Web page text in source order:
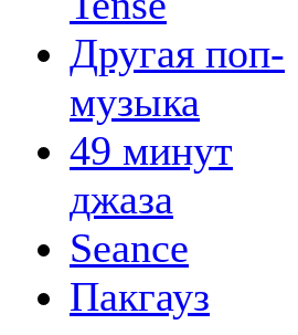
Другая поп-
музыка
49 минут
джаза
Seance
Пакгауз